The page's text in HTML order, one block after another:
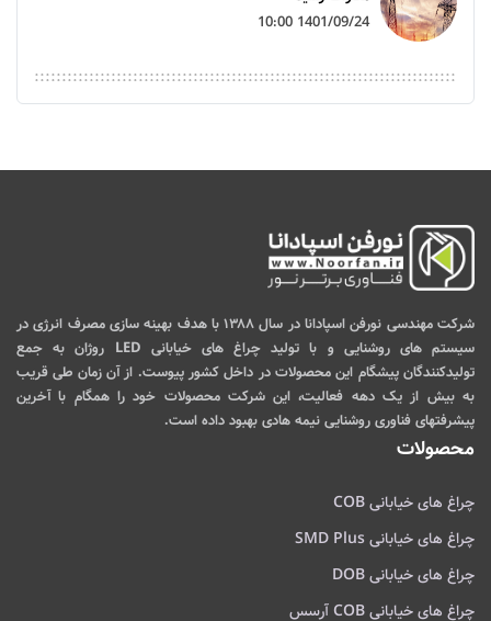
1401/09/24 10:00
شرکت مهندسی نورفن اسپادانا در سال ۱۳۸۸ با هدف بهینه سازی مصرف انرژی در
سیستم های روشنایی و با تولید چراغ های خیابانی LED روژان به جمع
تولیدکنندگان پیشگام این محصولات در داخل کشور پیوست. از آن زمان طی قریب
به بیش از یک دهه فعالیت، این شرکت محصولات خود را همگام با آخرین
پیشرفتهای فناوری روشنایی نیمه هادی بهبود داده است.
محصولات
چراغ های خیابانی COB
چراغ های خیابانی SMD Plus
چراغ های خیابانی DOB
چراغ های خیابانی COB آرسس